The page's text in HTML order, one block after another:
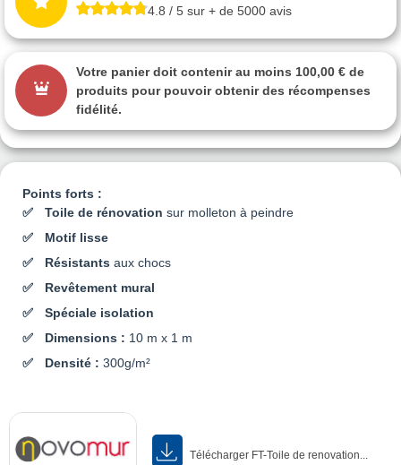
Points forts :
Toile de rénovation sur molleton à peindre
Motif lisse
Résistants aux chocs
Revêtement mural
Spéciale isolation
Dimensions : 10 m x 1 m
Densité : 300g/m²
Télécharger FT-Toile de renovation...
4.8 / 5 sur + de 5000 avis
Votre panier doit contenir au moins 100,00 € de
produits pour pouvoir obtenir des récompenses
fidélité.